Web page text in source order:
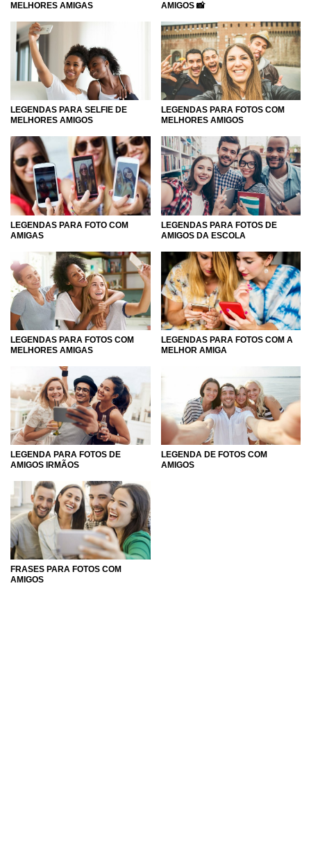
MELHORES AMIGAS
AMIGOS 📸
LEGENDAS PARA SELFIE DE
MELHORES AMIGOS
LEGENDAS PARA FOTOS COM
MELHORES AMIGOS
LEGENDAS PARA FOTO COM
AMIGAS
LEGENDAS PARA FOTOS DE
AMIGOS DA ESCOLA
LEGENDAS PARA FOTOS COM
MELHORES AMIGAS
LEGENDAS PARA FOTOS COM A
MELHOR AMIGA
LEGENDA PARA FOTOS DE
AMIGOS IRMÃOS
LEGENDA DE FOTOS COM
AMIGOS
FRASES PARA FOTOS COM
AMIGOS